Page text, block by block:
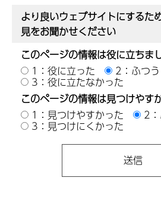
より良いウェブサイトにするた
見をお聞かせください
このページの情報は役に立ちま
1：役に立った
2：ふつう
3：役に立たなかった
このページの情報は見つけやす
1：見つけやすかった
2
3：見つけにくかった